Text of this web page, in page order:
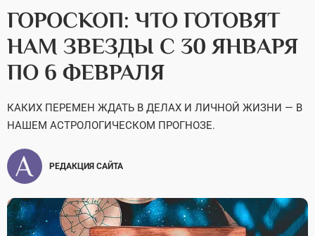
ГОРОСКОП: ЧТО ГОТОВЯТ
НАМ ЗВЕЗДЫ С 30 ЯНВАРЯ
ПО 6 ФЕВРАЛЯ
КАКИХ ПЕРЕМЕН ЖДАТЬ В ДЕЛАХ И ЛИЧНОЙ ЖИЗНИ — В
НАШЕМ АСТРОЛОГИЧЕСКОМ ПРОГНОЗЕ.
РЕДАКЦИЯ САЙТА